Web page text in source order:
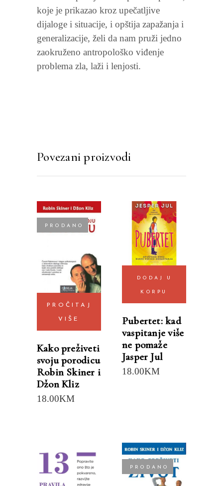
koje je prikazao kroz upečatljive
dijaloge i situacije, i opštija zapažanja i
generalizacije, želi da nam pruži jedno
zaokruženo antropološko viđenje
problema zla, laži i lenjosti.
Povezani proizvodi
PRODANO
PROČITAJ
VIŠE
Kako preživeti
svoju porodicu
Robin Skiner i
Džon Kliz
18.00KM
DODAJ U
KORPU
Pubertet: kad
vaspitanje više
ne pomaže
Jasper Jul
18.00KM
PRODANO